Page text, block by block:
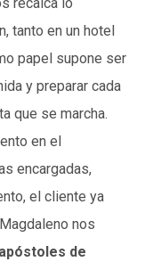
tanto en un hotel
papel supone ser
y preparar cada
que se marcha.
en el
encargadas,
el cliente ya
nos
de